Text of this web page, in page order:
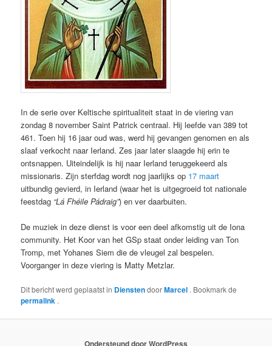
In de serie over Keltische spiritualiteit staat in de viering van
zondag 8 november Saint Patrick centraal. Hij leefde van 389 tot
461. Toen hij 16 jaar oud was, werd hij gevangen genomen en als
slaaf verkocht naar Ierland. Zes jaar later slaagde hij erin te
ontsnappen. Uiteindelijk is hij naar Ierland teruggekeerd als
missionaris. Zijn sterfdag wordt nog jaarlijks op 17 maart
uitbundig gevierd, in Ierland (waar het is uitgegroeid tot nationale
feestdag “Lá Fhéile Pádraig”) en ver daarbuiten.
De muziek in deze dienst is voor een deel afkomstig uit de Iona
community. Het Koor van het GSp staat onder leiding van Ton
Tromp, met Yohanes Siem die de vleugel zal bespelen.
Voorganger in deze viering is Matty Metzlar.
Dit bericht werd geplaatst in DienstendoorMarcel . Bookmark de
permalink .
Ondersteund door WordPress